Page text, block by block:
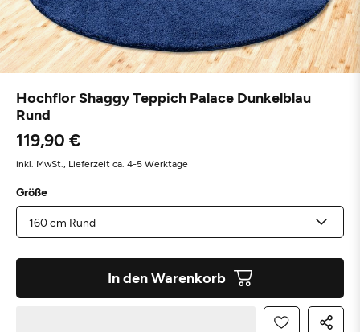
Hochflor Shaggy Teppich Palace Dunkelblau
Rund
119,90 €
inkl. MwSt., Lieferzeit ca. 4-5 Werktage
Größe
In den Warenkorb